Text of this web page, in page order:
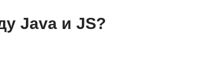
Java и JS?